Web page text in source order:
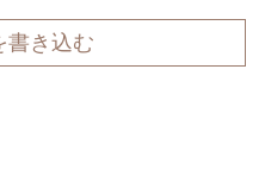
書き込む